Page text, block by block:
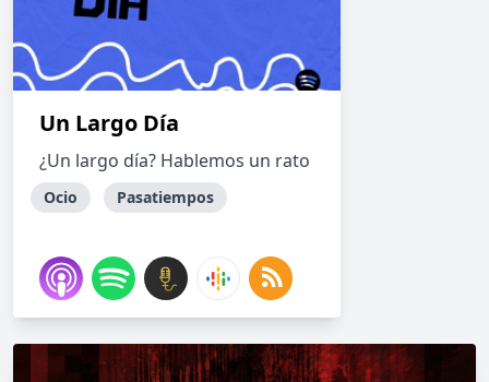
Un Largo Día
¿Un largo día? Hablemos un rato
Ocio Pasatiempos